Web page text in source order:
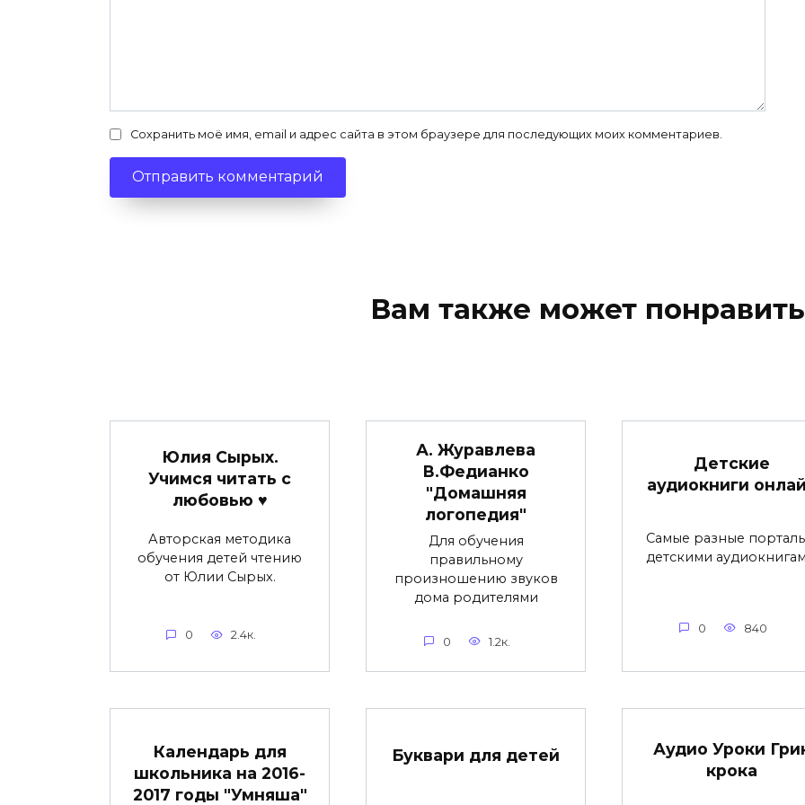
Сохранить моё имя, email и адрес сайта в этом браузере для последующих моих комментариев.
Вам также может
Юлия Сырых.
Учимся читать с
любовью ♥
Авторская методика
обучения детей чтению
от Юлии Сырых.
0 2.4к.
А. Журавлева
В.Федианко
"Домашняя
логопедия"
Для обучения
правильному
произношению звуков
дома родителями
0 1.2к.
Детские
аудиокниги
Самые разные
детскими
0 840
Календарь для
школьника на 2016-
2017 годы "Умняша"
Буквари для детей
Аудио Уроки
крока